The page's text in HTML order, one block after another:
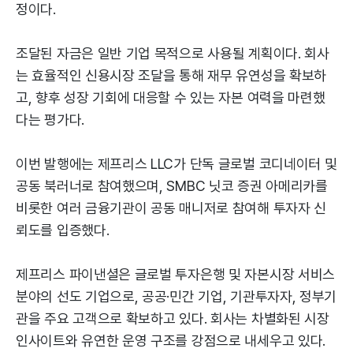
정이다.
조달된 자금은 일반 기업 목적으로 사용될 계획이다. 회사
는 효율적인 신용시장 조달을 통해 재무 유연성을 확보하
고, 향후 성장 기회에 대응할 수 있는 자본 여력을 마련했
다는 평가다.
이번 발행에는 제프리스 LLC가 단독 글로벌 코디네이터 및
공동 북러너로 참여했으며, SMBC 닛코 증권 아메리카를
비롯한 여러 금융기관이 공동 매니저로 참여해 투자자 신
뢰도를 입증했다.
제프리스 파이낸셜은 글로벌 투자은행 및 자본시장 서비스
분야의 선도 기업으로, 공공·민간 기업, 기관투자자, 정부기
관을 주요 고객으로 확보하고 있다. 회사는 차별화된 시장
인사이트와 유연한 운영 구조를 강점으로 내세우고 있다.